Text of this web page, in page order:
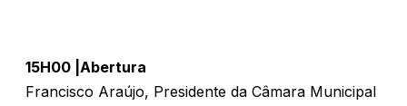
15H00 |Abertura
Francisco Araújo, Presidente da Câmara Municipal